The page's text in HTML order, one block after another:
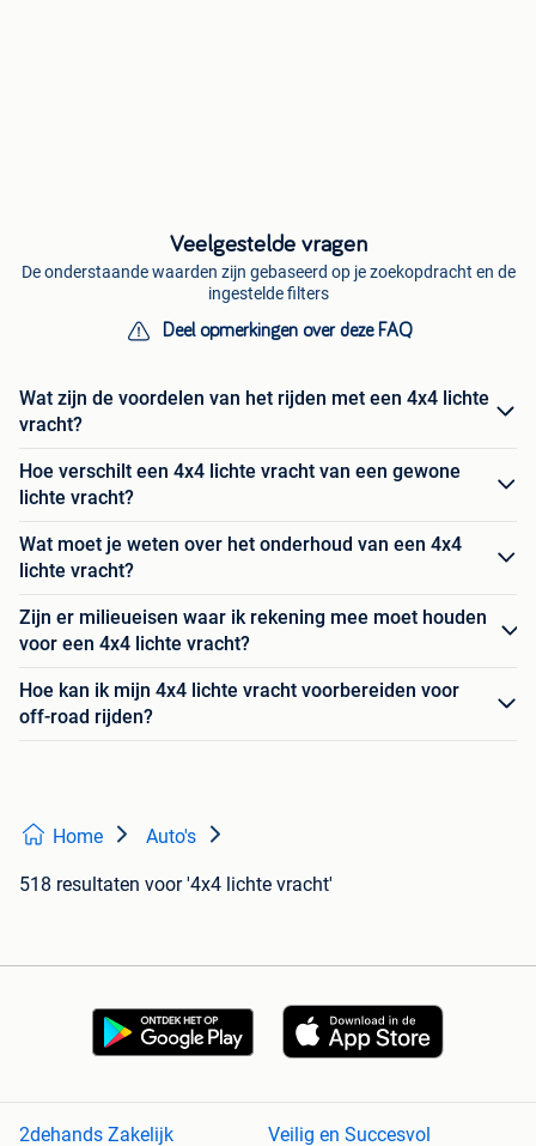
Veelgestelde vragen
De onderstaande waarden zijn gebaseerd op je zoekopdracht en de
ingestelde filters
Deel opmerkingen over deze FAQ
Wat zijn de voordelen van het rijden met een 4x4 lichte
vracht?
Hoe verschilt een 4x4 lichte vracht van een gewone
lichte vracht?
Wat moet je weten over het onderhoud van een 4x4
lichte vracht?
Zijn er milieueisen waar ik rekening mee moet houden
voor een 4x4 lichte vracht?
Hoe kan ik mijn 4x4 lichte vracht voorbereiden voor
off-road rijden?
Home Auto's
518 resultaten voor '4x4 lichte vracht'
2dehands Zakelijk Veilig en Succesvol